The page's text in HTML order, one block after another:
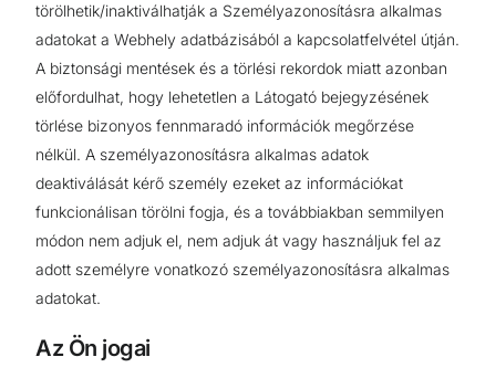
törölhetik/inaktiválhatják a Személyazonosításra alkalmas
adatokat a Webhely adatbázisából a kapcsolatfelvétel útján.
A biztonsági mentések és a törlési rekordok miatt azonban
előfordulhat, hogy lehetetlen a Látogató bejegyzésének
törlése bizonyos fennmaradó információk megőrzése
nélkül. A személyazonosításra alkalmas adatok
deaktiválását kérő személy ezeket az információkat
funkcionálisan törölni fogja, és a továbbiakban semmilyen
módon nem adjuk el, nem adjuk át vagy használjuk fel az
adott személyre vonatkozó személyazonosításra alkalmas
adatokat.
Az Ön jogai